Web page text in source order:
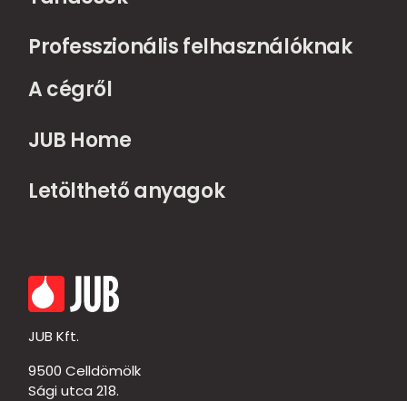
Professzionális felhasználóknak
A cégről
JUB Home
Letölthető anyagok
JUB Kft.
9500 Celldömölk
Sági utca 218.